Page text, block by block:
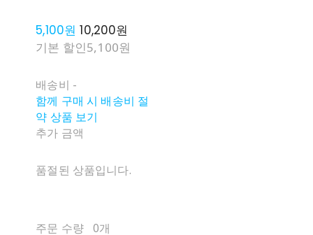
5,100원10,200원
기본 할인5,100원
배송비 -
함께 구매 시 배송비 절
약 상품 보기
추가 금액
품절된 상품입니다.
주문 수량 0개